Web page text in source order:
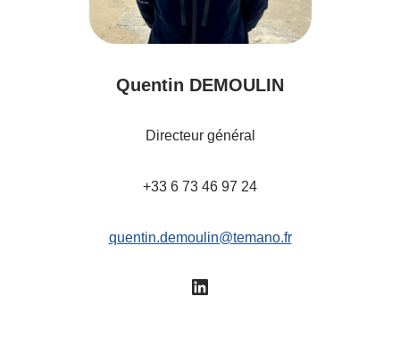
Quentin DEMOULIN
Directeur général
+33 6 73 46 97 24
quentin.demoulin@temano.fr